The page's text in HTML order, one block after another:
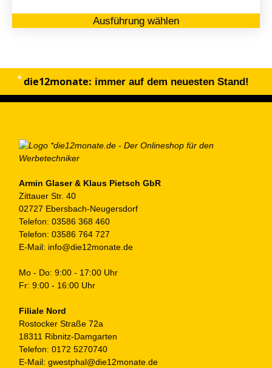
Ausführung wählen
die12monate: immer auf dem neuesten Stand!
Armin Glaser & Klaus Pietsch GbR
Zittauer Str. 40
02727 Ebersbach-Neugersdorf
Telefon: 03586 368 460
Telefon: 03586 764 727
E-Mail: info@die12monate.de
Mo - Do: 9:00 - 17:00 Uhr
Fr: 9:00 - 16:00 Uhr
Filiale Nord
Rostocker Straße 72a
18311 Ribnitz-Damgarten
Telefon: 0172 5270740
E-Mail: gwestphal@die12monate.de